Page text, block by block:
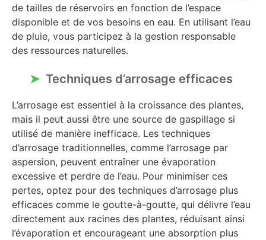
de tailles de réservoirs en fonction de l’espace
disponible et de vos besoins en eau. En utilisant l’eau
de pluie, vous participez à la gestion responsable
des ressources naturelles.
Techniques d’arrosage efficaces
L’arrosage est essentiel à la croissance des plantes,
mais il peut aussi être une source de gaspillage si
utilisé de manière inefficace. Les techniques
d’arrosage traditionnelles, comme l’arrosage par
aspersion, peuvent entraîner une évaporation
excessive et perdre de l’eau. Pour minimiser ces
pertes, optez pour des techniques d’arrosage plus
efficaces comme le goutte-à-goutte, qui délivre l’eau
directement aux racines des plantes, réduisant ainsi
l’évaporation et encourageant une absorption plus